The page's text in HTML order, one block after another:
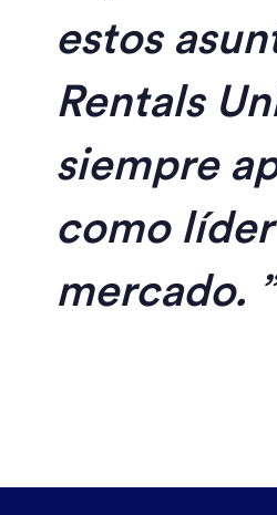
estos
Rentals
siempre
como
mercado.